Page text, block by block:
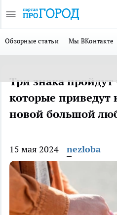
Обзорные статьи Мы ВКонтакте
Три знака пройдут
которые приведут
новой большой
15 мая 2024 nezloba